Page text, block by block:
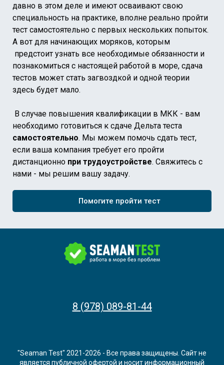
давно в этом деле и имеют осваивают свою
специальность на практике, вполне реально пройти
тест самостоятельно с первых нескольких попыток.
А вот для начинающих моряков, которым
предстоит узнать все необходимые обязанности и
познакомиться с настоящей работой в море, сдача
тестов может стать загвоздкой и одной теории
здесь будет мало.
В случае повышения квалификации в МКК - вам
необходимо готовиться к сдаче Дельта теста
самостоятельно. Мы можем помочь сдать тест,
если ваша компания требует его пройти
дистанционно при трудоустройстве. Свяжитесь с
нами - мы решим вашу задачу.
Помогите пройти тест
8 (978) 089-81-44
"Seaman Test" 2021-2026 - Все права защищены. Сайт не
является публичной офертой и носит информационный